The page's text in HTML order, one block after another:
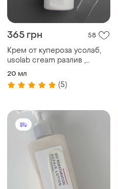
365 грн 58
Крем от купероза усолаб,
usolab cream разлив ,
распив, bio intensive k
cream
20 мл
(5)